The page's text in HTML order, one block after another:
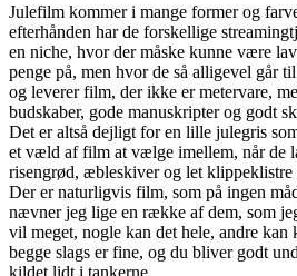
Julefilm kommer i mange former og
efterhånden har de forskellige
en niche, hvor der måske kunne være
penge på, men hvor de så alligevel går
og leverer film, der ikke er metervare,
budskaber, gode manuskripter og godt
Det er altså dejligt for en lille julegris
et væld af film at vælge imellem, når de
risengrød, æbleskiver og let klippeklistre
Der er naturligvis film, som på ingen
nævner jeg lige en række af dem, som
vil meget, nogle kan det hele, andre kan
begge slags er fine, og du bliver godt
kildet lidt i tankerne.